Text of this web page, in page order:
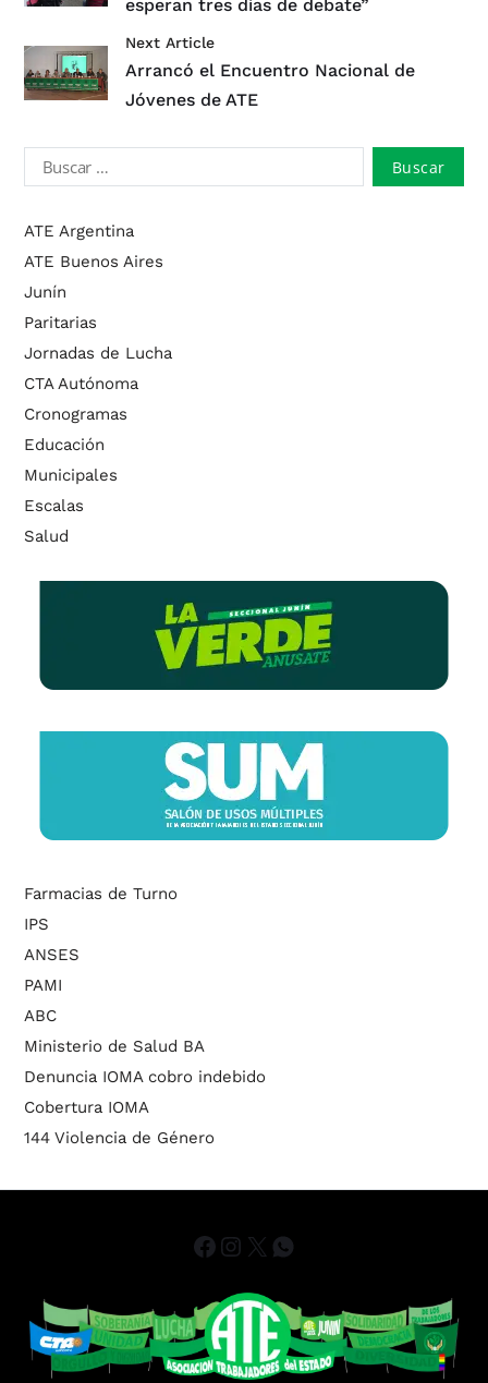
esperan tres días de debate”
Next Article
Arrancó el Encuentro Nacional de
Jóvenes de ATE
ATE Argentina
ATE Buenos Aires
Junín
Paritarias
Jornadas de Lucha
CTA Autónoma
Cronogramas
Educación
Municipales
Escalas
Salud
Farmacias de Turno
IPS
ANSES
PAMI
ABC
Ministerio de Salud BA
Denuncia IOMA cobro indebido
Cobertura IOMA
144 Violencia de Género